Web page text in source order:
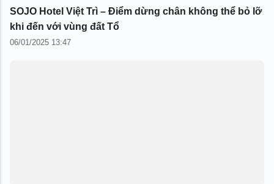
SOJO Hotel Việt Trì – Điểm dừng chân không thể bỏ lỡ
khi đến với vùng đất Tổ
06/01/2025 13:47